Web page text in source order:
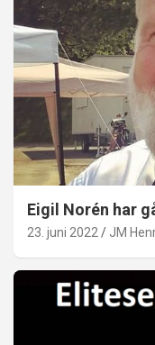
Eigil Norén har
23. juni 2022 JM